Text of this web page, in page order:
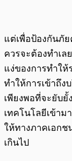
แต่เพื่อป้องกันภัย
ควรจะต้องทำเ
แง่ของการทำใ
ทำให้การเข้าถึ
เพียงพอที่จะยับ
เทคโนโลยีเข้าม
ให้ทางภาคเอก
เกินไป